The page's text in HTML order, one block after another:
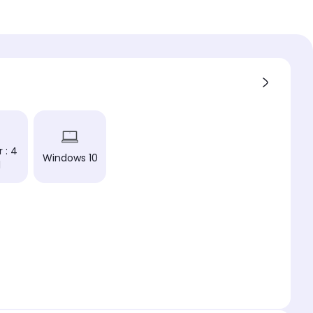
d'exploitation
10
: 4
Windows 10